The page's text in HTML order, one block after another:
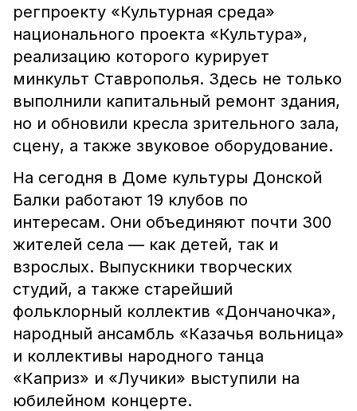
регпроекту «Культурная среда»
национального проекта «Культура»,
реализацию которого курирует
минкульт Ставрополья. Здесь не только
выполнили капитальный ремонт здания,
но и обновили кресла зрительного зала,
сцену, а также звуковое оборудование.
На сегодня в Доме культуры Донской
Балки работают 19 клубов по
интересам. Они объединяют почти 300
жителей села — как детей, так и
взрослых. Выпускники творческих
студий, а также старейший
фольклорный коллектив «Дончаночка»,
народный ансамбль «Казачья вольница»
и коллективы народного танца
«Каприз» и «Лучики» выступили на
юбилейном концерте.